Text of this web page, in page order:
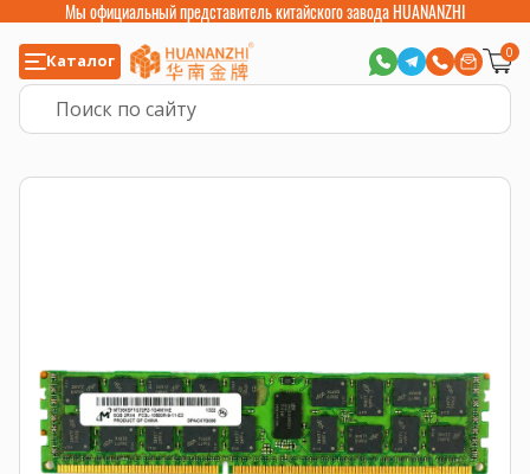
Мы официальный представитель китайского завода HUANANZHI
Каталог 0